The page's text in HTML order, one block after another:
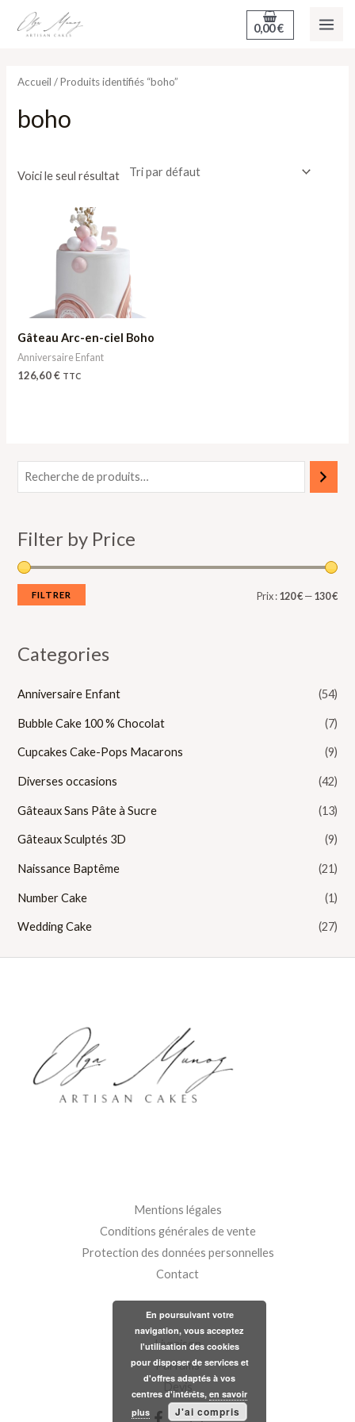
0,00€
Accueil / Produits identifiés “boho”
boho
Voici le seul résultat
Gâteau Arc-en-ciel Boho
Anniversaire Enfant
126,60€ TTC
Filter by Price
r
m
i
r
m
a
FILTRER Prix :120 €—130 €
Categories
Anniversaire Enfant (54)
Bubble Cake 100 % Chocolat (7)
Cupcakes Cake-Pops Macarons (9)
Diverses occasions (42)
Gâteaux Sans Pâte à Sucre (13)
Gâteaux Sculptés 3D (9)
Naissance Baptême (21)
Number Cake (1)
Wedding Cake (27)
Mentions légales
Conditions générales de vente
Protection des données personnelles
Contact
Livraison
Parfums
En poursuivant votre
navigation, vous acceptez
l'utilisation des cookies
pour disposer de services et
d'offres adaptés à vos
centres d'intérêts, en savoir
plus
J'ai compris